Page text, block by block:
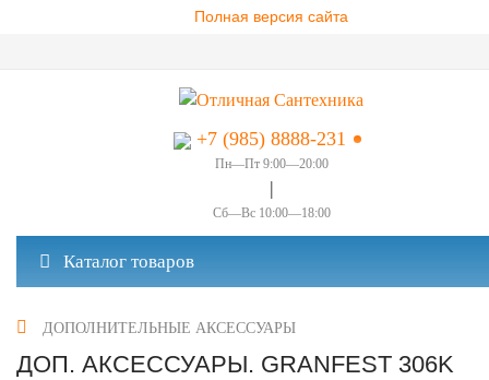
Полная версия сайта
+7 (985) 8888-231
Пн—Пт 9:00—20:00
|
Сб—Вс 10:00—18:00
Каталог товаров
ДОПОЛНИТЕЛЬНЫЕ АКСЕССУАРЫ
ДОП. АКСЕССУАРЫ. GRANFEST 306K